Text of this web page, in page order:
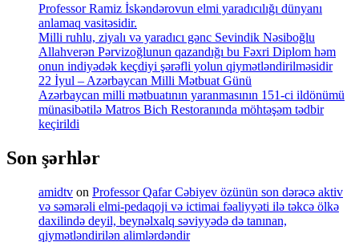
Professor Ramiz İskəndərovun elmi yaradıcılığı dünyanı
anlamaq vasitəsidir.
Milli ruhlu, ziyalı və yaradıcı gənc Sevindik Nəsiboğlu
Allahverən Pərvizoğlunun qazandığı bu Fəxri Diplom həm
onun indiyədək keçdiyi şərəfli yolun qiymətləndirilməsidir
22 İyul – Azərbaycan Milli Mətbuat Günü
Azərbaycan milli mətbuatının yaranmasının 151-ci ildönümü
münasibətilə Matros Bich Restoranında möhtəşəm tədbir
keçirildi
Son şərhlər
amidtv on Professor Qafar Cəbiyev özünün son dərəcə aktiv
və səmərəli elmi-pedaqoji və ictimai fəaliyyəti ilə təkcə ölkə
daxilində deyil, beynəlxalq səviyyədə də tanınan,
qiymətləndirilən alimlərdəndir